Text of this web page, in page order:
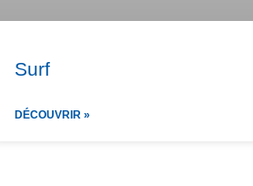
Surf
DÉCOUVRIR »